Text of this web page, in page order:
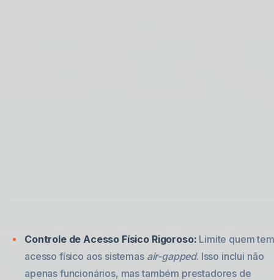
Controle de Acesso Físico Rigoroso: Limite quem tem
acesso físico aos sistemas air-gapped. Isso inclui não
apenas funcionários, mas também prestadores de